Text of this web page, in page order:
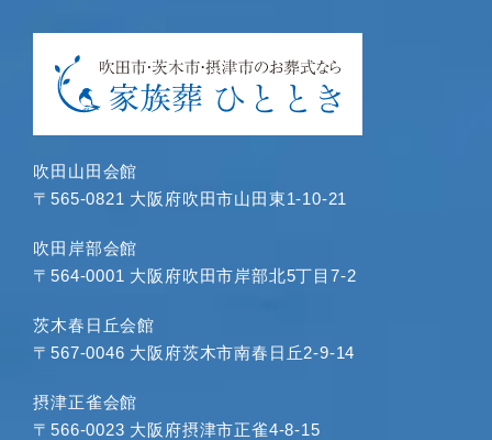
2024年5月
2024年4月
2024年3月
2023年9月
2023年8月
2023年4月
2023年3月
吹田山田会館
〒565-0821 大阪府吹田市山田東1-10-21
吹田岸部会館
〒564-0001 大阪府吹田市岸部北5丁目7-2
茨木春日丘会館
〒567-0046 大阪府茨木市南春日丘2-9-14
摂津正雀会館
〒566-0023 大阪府摂津市正雀4-8-15